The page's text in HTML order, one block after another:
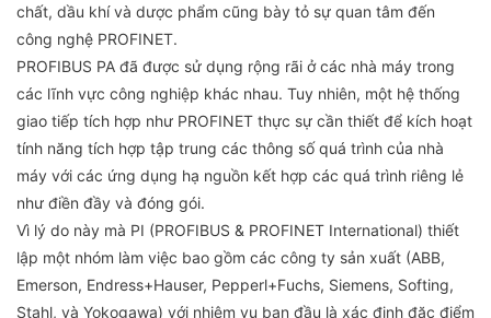
chất, dầu khí và dược phẩm cũng bày tỏ sự quan tâm đến
công nghệ PROFINET.
PROFIBUS PA đã được sử dụng rộng rãi ở các nhà máy trong
các lĩnh vực công nghiệp khác nhau. Tuy nhiên, một hệ thống
giao tiếp tích hợp như PROFINET thực sự cần thiết để kích hoạt
tính năng tích hợp tập trung các thông số quá trình của nhà
máy với các ứng dụng hạ nguồn kết hợp các quá trình riêng lẻ
như điền đầy và đóng gói.
Vì lý do này mà PI (PROFIBUS & PROFINET International) thiết
lập một nhóm làm việc bao gồm các công ty sản xuất (ABB,
Emerson, Endress+Hauser, Pepperl+Fuchs, Siemens, Softing,
Stahl, và Yokogawa) với nhiệm vụ ban đầu là xác định đặc điểm